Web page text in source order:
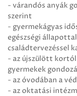
- várandós anyák
szerint
- gyermekágyas
egészségi
családtervezéssel
- az újszülött kortól
gyermekek
- az óvodában a
- az oktatási